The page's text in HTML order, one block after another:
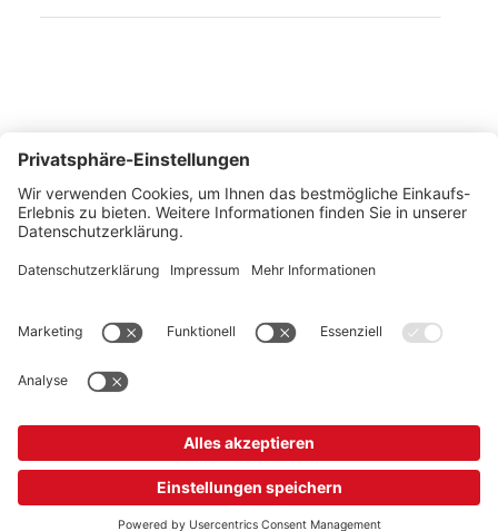
Montags bis Freitags von 08:30 - 17:00 Uhr
+41 44 240 / 11 55
+41 44 240 / 11 57
info@office-trade.ch
vergleichbare Institutionen.
* Alle Preise verstehen sich zzgl. gesetzlicher MwSt.